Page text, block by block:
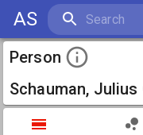
AS
Person
Schauman,